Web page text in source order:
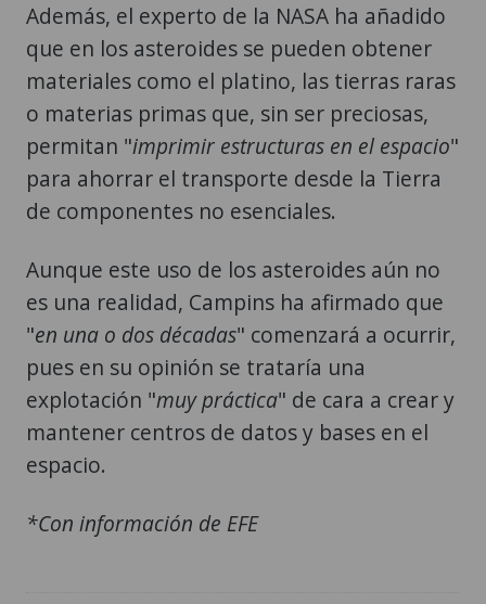
Además, el experto de la NASA ha añadido
que en los asteroides se pueden obtener
materiales como el platino, las tierras raras
o materias primas que, sin ser preciosas,
permitan "imprimir estructuras en el espacio"
para ahorrar el transporte desde la Tierra
de componentes no esenciales.
Aunque este uso de los asteroides aún no
es una realidad, Campins ha afirmado que
"en una o dos décadas" comenzará a ocurrir,
pues en su opinión se trataría una
explotación "muy práctica" de cara a crear y
mantener centros de datos y bases en el
espacio.
*Con información de EFE